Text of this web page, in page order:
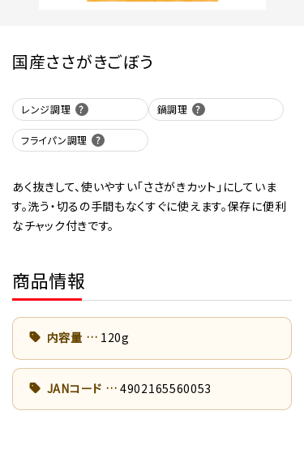
国産ささがきごぼう
レンジ調理 鍋調理
フライパン調理
あく抜きして、使いやすい「ささがきカット」にしていま
す。洗う・切るの手間もなくすぐに使えます。保存に便利
なチャック付きです。
商品情報
内容量 120g
JANコード 4902165560053